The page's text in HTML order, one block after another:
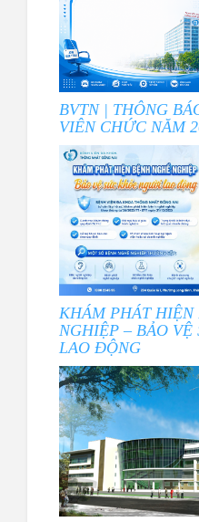
BVTN | THÔNG
VIÊN CHỨC NĂM
KHÁM PHÁT HIỆN
NGHIỆP – BẢO
LAO ĐỘNG